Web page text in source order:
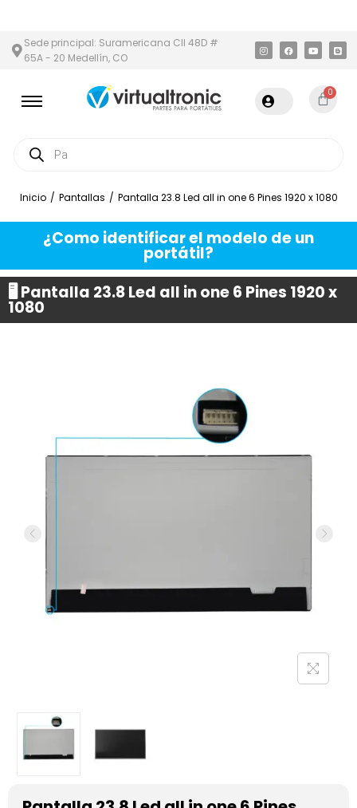
Sede principal: Suramericana Cll 48D #
65A - 20 Medellín, CO
0
Inicio / Pantallas / Pantalla 23.8 Led all in one 6 Pines 1920 x 1080
¿Como identificar el modelo de un
portátil?
🖥️ Pantalla 23.8 Led all in one 6 Pines 1920 x
1080